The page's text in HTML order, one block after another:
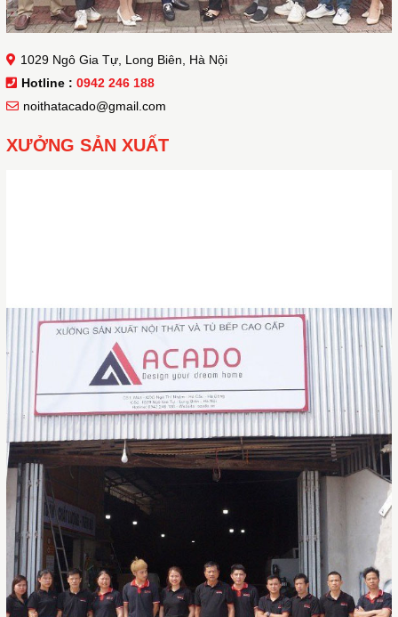
1029 Ngô Gia Tự, Long Biên, Hà Nội
Hotline : 0942 246 188
noithatacado@gmail.com
XƯỞNG SẢN XUẤT